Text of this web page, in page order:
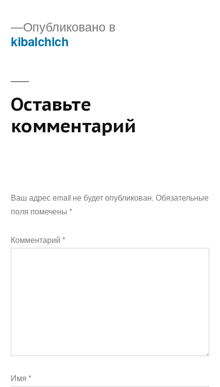
Навигация
по
Опубликовано в
kibalchich
Оставьте
комментарий
Ваш адрес email не будет опубликован. Обязательные
поля помечены *
Комментарий *
Имя *